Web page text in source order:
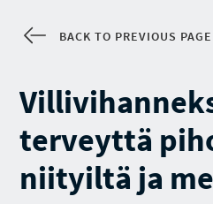
BACK TO PREVIOUS PAGE
terveyttä
niityiltä ja